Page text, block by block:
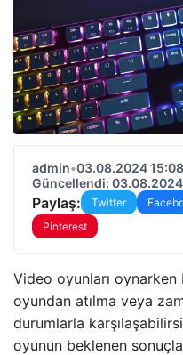
admin•03.08.2024 15:08
Güncellendi:
Paylaş: Twitter
Pinterest
Video oyunları
oyundan atılma veya
durumlarla
oyunun beklenen